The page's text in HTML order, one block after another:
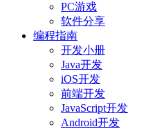
PC游戏
软件分享
编程指南
开发小册
Java开发
iOS开发
前端开发
JavaScript开发
Android开发